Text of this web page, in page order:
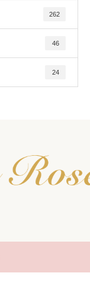
262
46
24